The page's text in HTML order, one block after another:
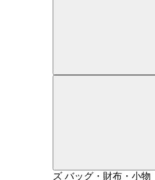
ズ バッグ・財布・小物